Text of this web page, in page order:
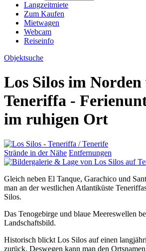
Langzeitmiete
Zum Kaufen
Mietwagen
Webcam
Reiseinfo
Objektsuche
Los Silos im Norden
Teneriffa -
im ruhigen Ort
Strände in der Nähe Entfernungen
Gleich neben El Tanque, Garachico und
man an der westlichen Atlantiküste
Silos.
Das Tenogebirge und blaue Meereswellen
Landschaftsbild.
Historisch blickt Los Silos auf einen
zurück. Deswegen kann man den